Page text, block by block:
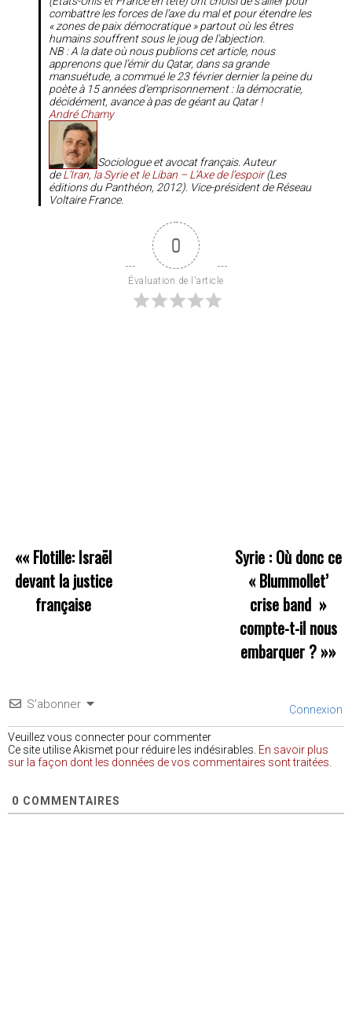
combattre les forces de l’axe du mal et pour étendre les
«zones de paix démocratique» partout où les êtres
humains souffrent sous le joug de l’abjection.
NB: A la date où nous publions cet article, nous
apprenons que l’émir du Qatar, dans sa grande
mansuétude, a commué le 23 février dernier la peine du
poète à 15 années d’emprisonnement : la démocratie,
décidément, avance à pas de géant au Qatar !
André Chamy
Sociologue et avocat français. Auteur
deL’Iran, la Syrie et le Liban – L’Axe de l’espoir(Les
éditions du Panthéon, 2012). Vice-président de Réseau
Voltaire France.
0
Évaluation de l'article
«« Flotille: Israël
devant la justice
française
Syrie : Où donc ce
« Blummollet’
crise band »
compte-t-il nous
embarquer ? »»
S’abonner Connexion
Veuillez vous connecter pour commenter
Ce site utilise Akismet pour réduire les indésirables. En savoir plus
sur la façon dont les données de vos commentaires sont traitées
0 COMMENTAIRES